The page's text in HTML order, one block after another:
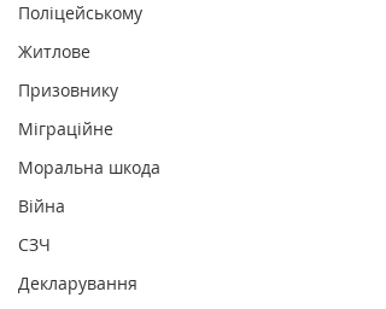
Поліцейському
Житлове
Призовнику
Міграційне
Моральна шкода
Війна
СЗЧ
Декларування